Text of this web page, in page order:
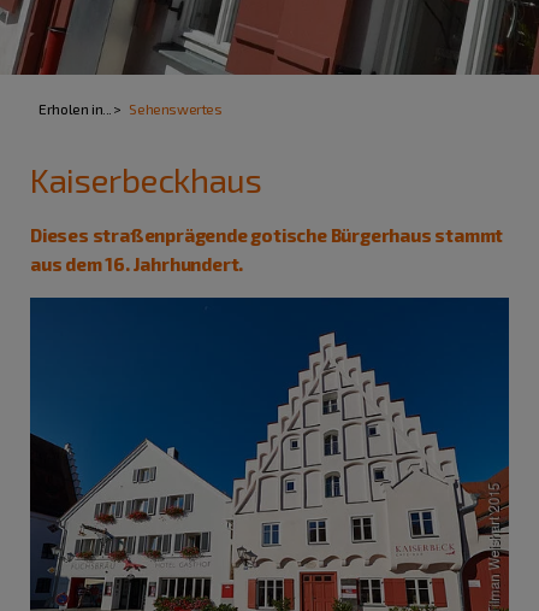
Erholen in... Sehenswertes
Kaiserbeckhaus
Dieses straßenprägende gotische Bürgerhaus stammt
aus dem 16. Jahrhundert.